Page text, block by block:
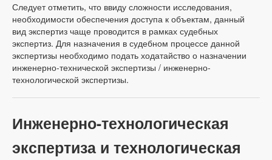
Следует отметить, что ввиду сложности исследования,
необходимости обеспечения доступа к объектам, данный
вид экспертиз чаще проводится в рамках судебных
экспертиз. Для назначения в судебном процессе данной
экспертизы необходимо подать ходатайство о назначении
инженерно-технической экспертизы / инженерно-
технологической экспертизы.
Инженерно-технологическая
экспертиза и технологическая